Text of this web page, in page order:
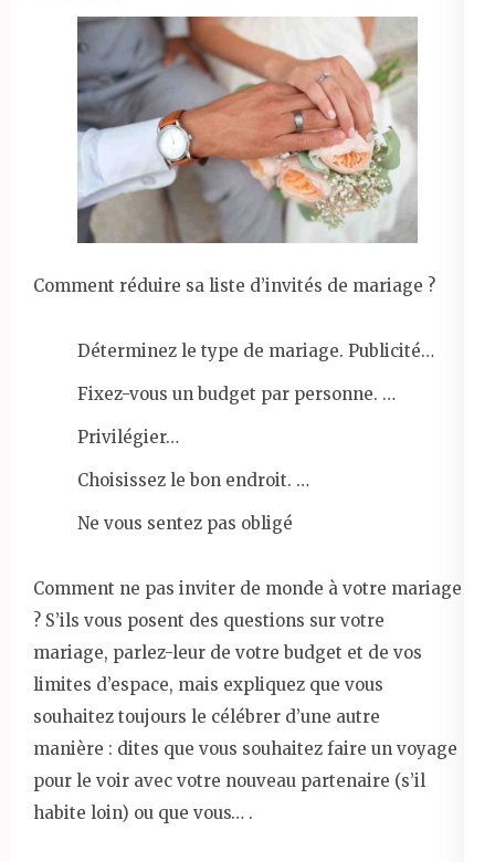
Comment réduire sa liste d’invités de mariage ?
Déterminez le type de mariage. Publicité…
Fixez-vous un budget par personne. …
Privilégier…
Choisissez le bon endroit. …
Ne vous sentez pas obligé
Comment ne pas inviter de monde à votre mariage
? S’ils vous posent des questions sur votre
mariage, parlez-leur de votre budget et de vos
limites d’espace, mais expliquez que vous
souhaitez toujours le célébrer d’une autre
manière : dites que vous souhaitez faire un voyage
pour le voir avec votre nouveau partenaire (s’il
habite loin) ou que vous… .